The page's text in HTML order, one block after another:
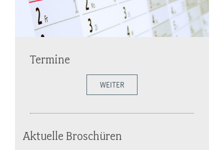
Termine
WEITER
Aktuelle Broschüren